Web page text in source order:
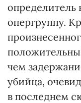
определитель
опергруппу.
чем
убийца,
в последнем